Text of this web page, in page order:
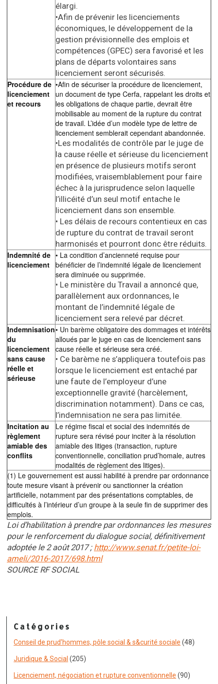
élargi.
•Afin de prévenir les licenciements
économiques, le développement de la
gestion prévisionnelle des emplois et
compétences (GPEC) sera favorisé et les
plans de départs volontaires sans
licenciement seront sécurisés.
Procédure de
licenciement
et recours
•Afin de sécuriser la procédure de licenciement,
un document de type Cerfa, rappelant les droits et
les obligations de chaque partie, devrait être
mobilisable au moment de la rupture du contrat
de travail. L’idée d’un modèle type de lettre de
licenciement semblerait cependant abandonnée.
•Les modalités de contrôle par le juge de
la cause réelle et sérieuse du licenciement
en présence de plusieurs motifs seront
modifiées, vraisemblablement pour faire
échec à la jurisprudence selon laquelle
l’illicéité d’un seul motif entache le
licenciement dans son ensemble.
• Les délais de recours contentieux en cas
de rupture du contrat de travail seront
harmonisés et pourront donc être réduits.
Indemnité de
licenciement
• La condition d’ancienneté requise pour
bénéficier de l’indemnité légale de licenciement
sera diminuée ou supprimée.
• Le ministère du Travail a annoncé que,
parallèlement aux ordonnances, le
montant de l’indemnité légale de
licenciement sera relevé par décret.
Indemnisation
du
licenciement
sans cause
réelle et
sérieuse
• Un barème obligatoire des dommages et intérêts
alloués par le juge en cas de licenciement sans
cause réelle et sérieuse sera créé.
• Ce barème ne s’appliquera toutefois pas
lorsque le licenciement est entaché par
une faute de l’employeur d’une
exceptionnelle gravité (harcèlement,
discrimination notamment). Dans ce cas,
l’indemnisation ne sera pas limitée.
Incitation au
règlement
amiable des
conflits
Le régime fiscal et social des indemnités de
rupture sera révisé pour inciter à la résolution
amiable des litiges (transaction, rupture
conventionnelle, conciliation prud’homale, autres
modalités de règlement des litiges).
(1) Le gouvernement est aussi habilité à prendre par ordonnance
toute mesure visant à prévenir ou sanctionner la création
artificielle, notamment par des présentations comptables, de
difficultés à l’intérieur d’un groupe à la seule fin de supprimer des
emplois.
Loi d’habilitation à prendre par ordonnances les mesures
pour le renforcement du dialogue social, définitivement
adoptée le 2 août 2017 ; http://www.senat.fr/petite-loi-
ameli/2016-2017/698.html
SOURCE RF SOCIAL
Catégories
Conseil de prud'hommes, pôle social & s&curité sociale (48)
Juridique & Social (205)
Licenciement, négociation et rupture conventionnelle (90)